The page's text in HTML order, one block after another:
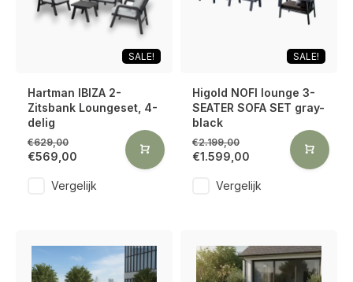
SALE!
Hartman IBIZA 2-
Zitsbank Loungeset, 4-
delig
€629,00
€569,00
Vergelijk
SALE!
Higold NOFI lounge 3-
SEATER SOFA SET gray-
black
€2.199,00
€1.599,00
Vergelijk